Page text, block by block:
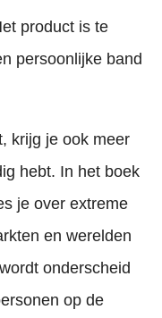
product is te
persoonlijke band
krijg je ook meer
hebt. In het boek
je over extreme
en werelden
onderscheid
op de